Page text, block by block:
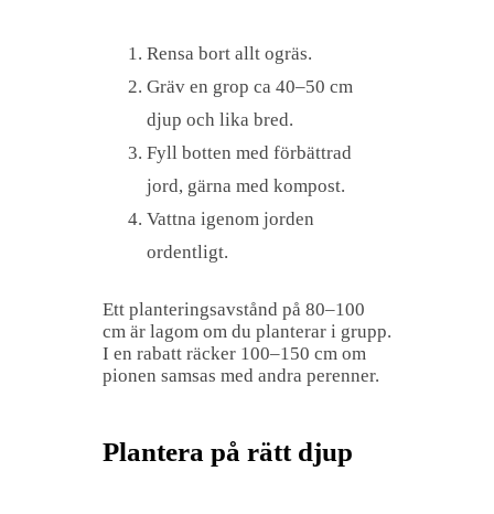
Rensa bort allt ogräs.
Gräv en grop ca 40–50 cm
djup och lika bred.
Fyll botten med förbättrad
jord, gärna med kompost.
Vattna igenom jorden
ordentligt.
Ett planteringsavstånd på 80–100
cm är lagom om du planterar i grupp.
I en rabatt räcker 100–150 cm om
pionen samsas med andra perenner.
Plantera på rätt djup